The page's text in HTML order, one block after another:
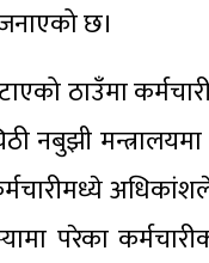
छ।
ठाउँमा
नबुझी
परेका